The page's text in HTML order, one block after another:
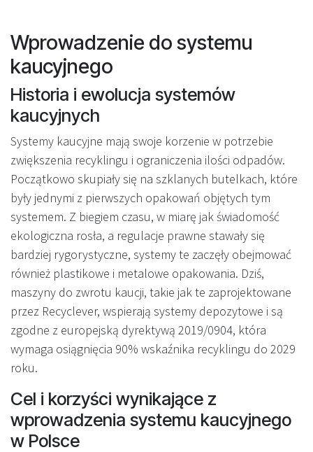
Wprowadzenie do systemu
kaucyjnego
Historia i ewolucja systemów
kaucyjnych
Systemy kaucyjne mają swoje korzenie w potrzebie
zwiększenia recyklingu i ograniczenia ilości odpadów.
Początkowo skupiały się na szklanych butelkach, które
były jednymi z pierwszych opakowań objętych tym
systemem. Z biegiem czasu, w miarę jak świadomość
ekologiczna rosła, a regulacje prawne stawały się
bardziej rygorystyczne, systemy te zaczęły obejmować
również plastikowe i metalowe opakowania. Dziś,
maszyny do zwrotu kaucji, takie jak te zaprojektowane
przez Recyclever, wspierają systemy depozytowe i są
zgodne z europejską dyrektywą 2019/0904, która
wymaga osiągnięcia 90% wskaźnika recyklingu do 2029
roku.
Cel i korzyści wynikające z
wprowadzenia systemu kaucyjnego
w Polsce